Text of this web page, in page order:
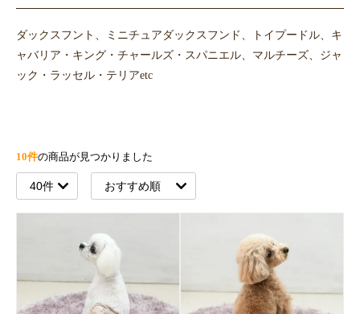
ダックスフント、ミニチュアダックスフンド、トイプードル、キ
ャバリア・キング・チャールズ・スパニエル、マルチーズ、ジャ
ック・ラッセル・テリアetc
10件の商品が見つかりました